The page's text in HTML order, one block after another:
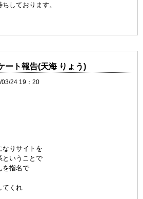
しております。
ート報告(天海 りょう)
03/24 19：20
なりサイトを
ということで
を指名で
てくれ